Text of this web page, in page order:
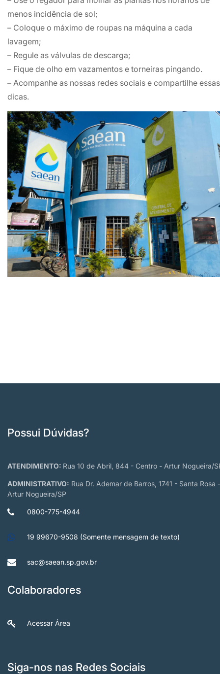
menos incidência de sol;
– Coloque o máximo de roupas na máquina a cada
lavagem;
– Regule as válvulas de descarga;
– Fique de olho em vazamentos e torneiras pingando.
– Acompanhe as nossas redes sociais e compartilhe essas
dicas.
Possui Dúvidas?
ATENDIMENTO: Rua 10 de Abril, 844 - Centro - Artur Nogueira/
ADMINISTRATIVO: Rua Dr. Ademar de Barros, 1741 - Santa Rosa -
Artur Nogueira/SP
0800-775-4944
19 99670-9508 (Somente mensagem de texto)
sac@saean.sp.gov.br
Colaboradores
Acessar Área
Siga-nos nas Redes Sociais